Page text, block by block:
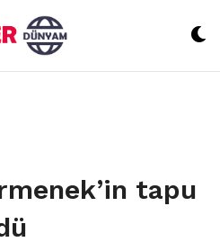
tapu